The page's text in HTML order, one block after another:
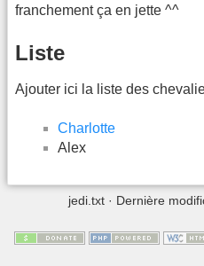
franchement ça en jette ^^
Liste
Ajouter ici la liste des
Charlotte
Alex
jedi.txt · Dernière